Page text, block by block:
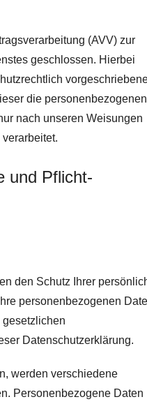
(AVV) zur
geschlossen. Hierbei
die personenbezogenen
nach unseren Weisungen
und Pflicht­
den Schutz Ihrer
personenbezogenen
Datenschutzerklärung.
werden verschiedene
Personenbezogene Daten